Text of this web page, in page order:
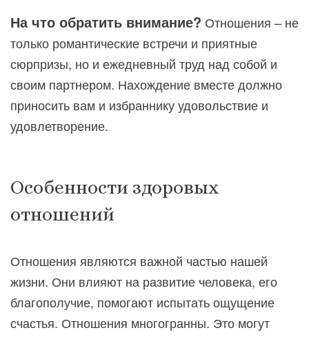
На что обратить внимание? Отношения – не
только романтические встречи и приятные
сюрпризы, но и ежедневный труд над собой и
своим партнером. Нахождение вместе должно
приносить вам и избраннику удовольствие и
удовлетворение.
Особенности здоровых
отношений
Отношения являются важной частью нашей
жизни. Они влияют на развитие человека, его
благополучие, помогают испытать ощущение
счастья. Отношения многогранны. Это могут